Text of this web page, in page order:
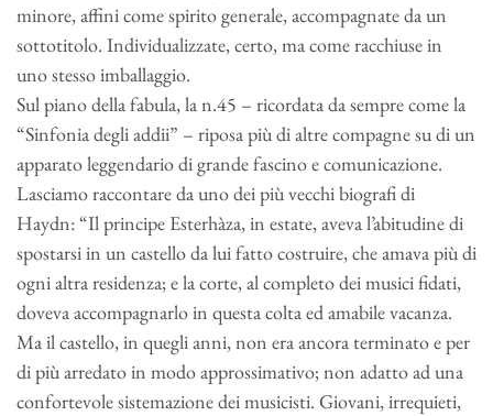
minore, affini come spirito generale, accompagnate da un
sottotitolo. Individualizzate, certo, ma come racchiuse in
uno stesso imballaggio.
Sul piano della fabula, la n.45 – ricordata da sempre come la
“Sinfonia degli addii” – riposa più di altre compagne su di un
apparato leggendario di grande fascino e comunicazione.
Lasciamo raccontare da uno dei più vecchi biografi di
Haydn: “Il principe Esterhàza, in estate, aveva l’abitudine di
spostarsi in un castello da lui fatto costruire, che amava più di
ogni altra residenza; e la corte, al completo dei musici fidati,
doveva accompagnarlo in questa colta ed amabile vacanza.
Ma il castello, in quegli anni, non era ancora terminato e per
di più arredato in modo approssimativo; non adatto ad una
confortevole sistemazione dei musicisti. Giovani, irrequieti,